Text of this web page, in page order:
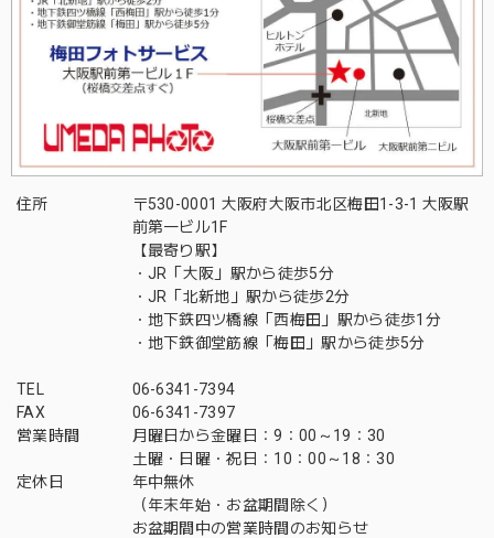
住所
〒530-0001 大阪府大阪市北区梅田1-3-1 大阪駅
前第一ビル1F
【最寄り駅】
・JR「大阪」駅から徒歩5分
・JR「北新地」駅から徒歩2分
・地下鉄四ツ橋線「西梅田」駅から徒歩1分
・地下鉄御堂筋線「梅田」駅から徒歩5分
TEL
06-6341-7394
FAX
06-6341-7397
営業時間
月曜日から金曜日：9：00～19：30
土曜・日曜・祝日：10：00～18：30
定休日
年中無休
（年末年始・お盆期間除く）
お盆期間中の営業時間のお知らせ